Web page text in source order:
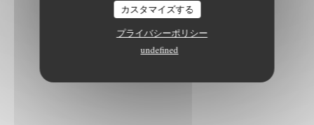
カスタマイズする
プライバシーポリシー
undefined